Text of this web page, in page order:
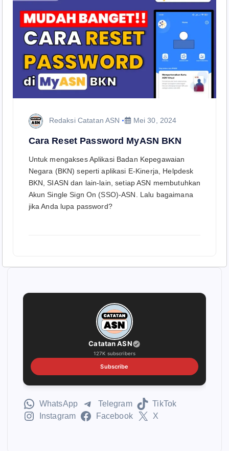
Redaksi Catatan ASN Mei 30, 2024
Cara Reset Password MyASN BKN
Untuk mengakses Aplikasi Badan Kepegawaian
Negara (BKN) seperti aplikasi E-Kinerja, Helpdesk
BKN, SIASN dan lain-lain, setiap ASN membutuhkan
Akun Single Sign On (SSO)-ASN. Lalu bagaimana
jika Anda lupa password?
Catatan ASN
127K subscribers
Subscribe
WhatsApp Telegram
TikTok
Instagram
Facebook X